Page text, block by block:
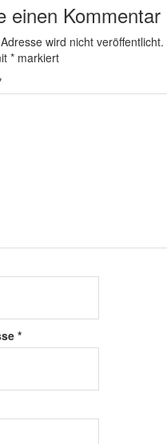
einen Kommentar
wird nicht veröffentlicht.
* markiert
*